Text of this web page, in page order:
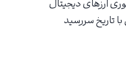
ارزهای دیجیتال
تاریخ سررسید